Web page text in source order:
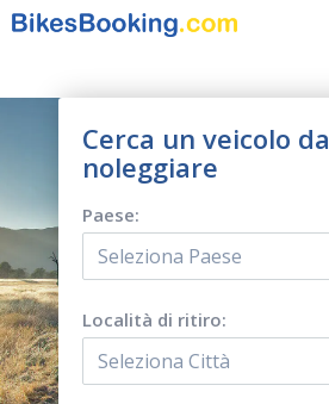
Cerca un veicolo da
noleggiare
Paese:
Seleziona Paese
Località di ritiro:
Seleziona Città